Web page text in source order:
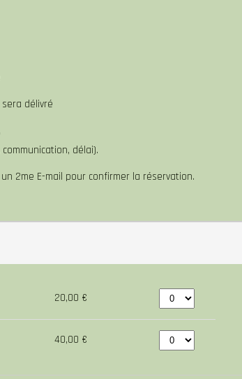
délivré
délai).
2me E-mail pour confirmer la réservation.
20,00 €
40,00 €